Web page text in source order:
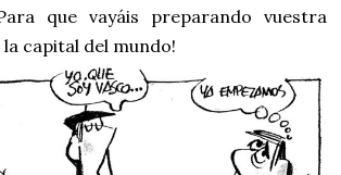
que vayáis preparando vuestra
capital del mundo!